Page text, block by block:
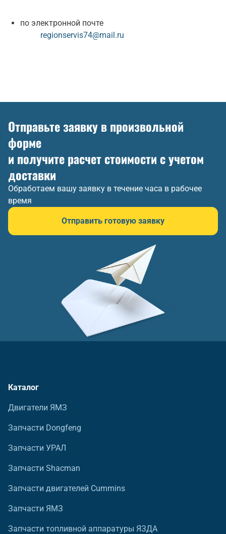
по электронной почте
regionservis74@mail.ru
Отправьте заявку в произвольной
форме
и получите расчет стоимости с учетом
доставки
Обработаем вашу заявку в течение часа в рабочее
время
Отправить готовую заявку
Каталог
Двигатели ЯМЗ
Запчасти Dongfeng
Запчасти УРАЛ
Запчасти Shacman
Запчасти двигателей Cummins
Запчасти ЯМЗ
Запчасти топливной аппаратуры ЯЗДА